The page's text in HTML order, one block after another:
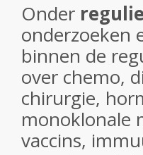
Onder
onderzoeken
binnen de
over chemo,
chirurgie,
monoklonale
vaccins,